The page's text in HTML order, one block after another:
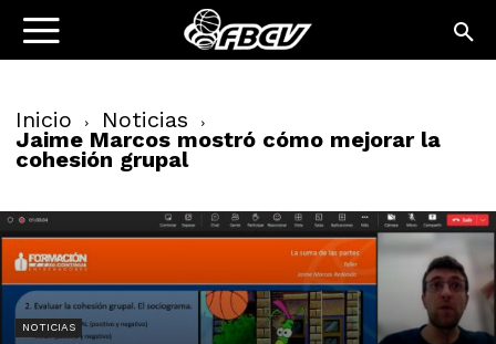
Inicio Noticias
Jaime Marcos mostró cómo mejorar la
cohesión grupal
NOTICIAS